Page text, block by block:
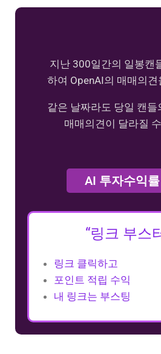
지난 300일간의 일봉캔
하여 OpenAI의 매매의
같은 날짜라도 당일 캔
매매의견이 달라질
AI 투자수익
“링크 부스
링크 클릭하고
포인트 적립 수익
내 링크는 부스팅